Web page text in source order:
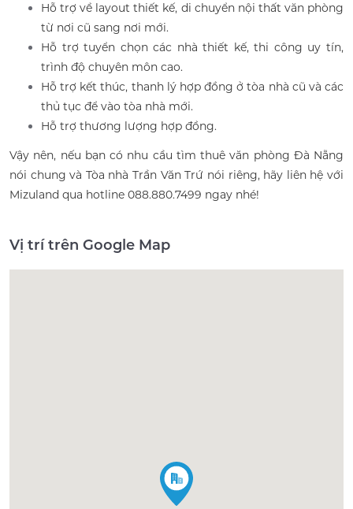
Hỗ trợ về layout thiết kế, di chuyển nội thất văn phòng
từ nơi cũ sang nơi mới.
Hỗ trợ tuyển chọn các nhà thiết kế, thi công uy tín,
trình độ chuyên môn cao.
Hỗ trợ kết thúc, thanh lý hợp đồng ở tòa nhà cũ và các
thủ tục để vào tòa nhà mới.
Hỗ trợ thương lượng hợp đồng.
Vậy nên, nếu bạn có nhu cầu tìm thuê văn phòng Đà Nẵng
nói chung và Tòa nhà Trần Văn Trứ nói riêng, hãy liên hệ với
Mizuland qua hotline 088.880.7499 ngay nhé!
Vị trí trên Google Map